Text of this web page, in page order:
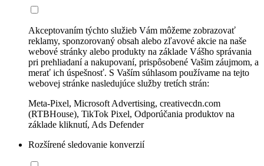
Akceptovaním týchto služieb Vám môžeme zobrazovať
reklamy, sponzorovaný obsah alebo zľavové akcie na naše
webové stránky alebo produkty na základe Vášho správania
pri prehliadaní a nakupovaní, prispôsobené Vašim záujmom, a
merať ich úspešnosť. S Vaším súhlasom používame na tejto
webovej stránke nasledujúce služby tretích strán:
Meta-Pixel, Microsoft Advertising, creativecdn.com
(RTBHouse), TikTok Pixel, Odporúčania produktov na
základe kliknutí, Ads Defender
Rozšírené sledovanie konverzií